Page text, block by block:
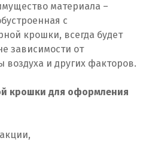
материала –
с
крошки, всегда будет
зависимости от
воздуха и других факторов.
крошки для оформления